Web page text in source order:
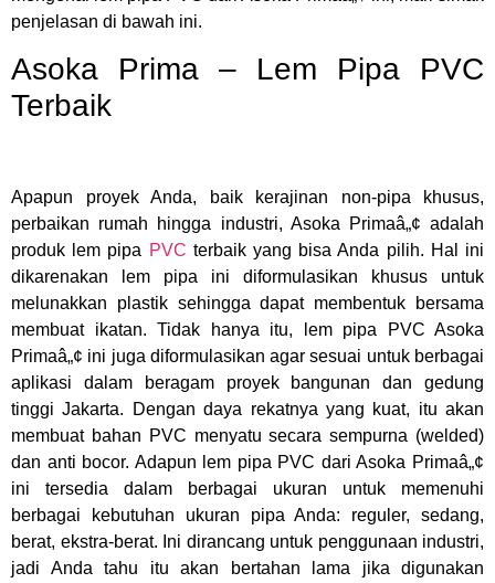
penjelasan di bawah ini.
Asoka Prima – Lem Pipa PVC
Terbaik
Apapun proyek Anda, baik kerajinan non-pipa khusus,
perbaikan rumah hingga industri, Asoka Primaâ„¢ adalah
produk lem pipa PVC terbaik yang bisa Anda pilih. Hal ini
dikarenakan lem pipa ini diformulasikan khusus untuk
melunakkan plastik sehingga dapat membentuk bersama
membuat ikatan. Tidak hanya itu, lem pipa PVC Asoka
Primaâ„¢ ini juga diformulasikan agar sesuai untuk berbagai
aplikasi dalam beragam proyek bangunan dan gedung
tinggi Jakarta. Dengan daya rekatnya yang kuat, itu akan
membuat bahan PVC menyatu secara sempurna (welded)
dan anti bocor. Adapun lem pipa PVC dari Asoka Primaâ„¢
ini tersedia dalam berbagai ukuran untuk memenuhi
berbagai kebutuhan ukuran pipa Anda: reguler, sedang,
berat, ekstra-berat. Ini dirancang untuk penggunaan industri,
jadi Anda tahu itu akan bertahan lama jika digunakan